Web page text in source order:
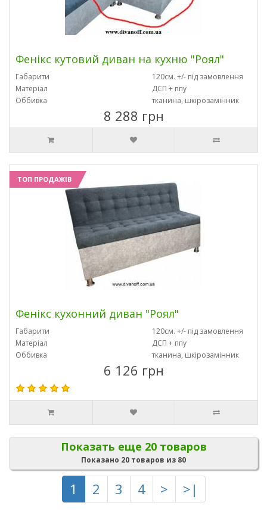
Фенікс кутовий диван на кухню "Роял"
Габарити
120см. +/- під замовлення
Матеріал
ДСП + ппу
Оббивка
тканина, шкірозамінник
8 288 грн
ТОП ПРОДАЖІВ
Фенікс кухонний диван "Роял"
Габарити
120см. +/- під замовлення
Матеріал
ДСП + ппу
Оббивка
тканина, шкірозамінник
6 126 грн
Показать еще 20 товаров
Показано 20 товаров из 80
1 2 3 4 > >|